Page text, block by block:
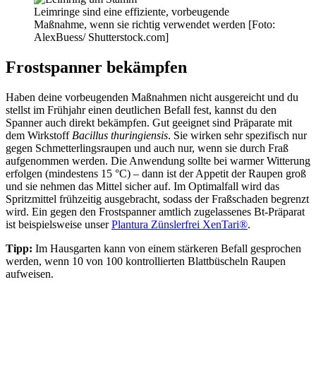
Leimringe sind eine effiziente, vorbeugende
Maßnahme, wenn sie richtig verwendet werden [Foto:
AlexBuess/ Shutterstock.com]
Frostspanner bekämpfen
Haben deine vorbeugenden Maßnahmen nicht ausgereicht und du
stellst im Frühjahr einen deutlichen Befall fest, kannst du den
Spanner auch direkt bekämpfen. Gut geeignet sind Präparate mit
dem Wirkstoff Bacillus thuringiensis. Sie wirken sehr spezifisch nur
gegen Schmetterlingsraupen und auch nur, wenn sie durch Fraß
aufgenommen werden. Die Anwendung sollte bei warmer Witterung
erfolgen (mindestens 15 °C) – dann ist der Appetit der Raupen groß
und sie nehmen das Mittel sicher auf. Im Optimalfall wird das
Spritzmittel frühzeitig ausgebracht, sodass der Fraßschaden begrenzt
wird. Ein gegen den Frostspanner amtlich zugelassenes Bt-Präparat
ist beispielsweise unserPlantura Zünslerfrei XenTari®.
Tipp: Im Hausgarten kann von einem stärkeren Befall gesprochen
werden, wenn 10 von 100 kontrollierten Blattbüscheln Raupen
aufweisen.